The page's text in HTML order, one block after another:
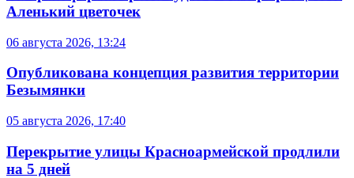
Аленький цветочек
06 августа 2026, 13:24
Опубликована концепция развития территории
Безымянки
05 августа 2026, 17:40
Перекрытие улицы Красноармейской продлили
на 5 дней